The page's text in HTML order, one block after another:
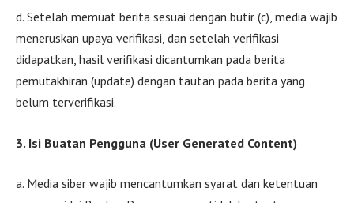
d. Setelah memuat berita sesuai dengan butir (c), media wajib
meneruskan upaya verifikasi, dan setelah verifikasi
didapatkan, hasil verifikasi dicantumkan pada berita
pemutakhiran (update) dengan tautan pada berita yang
belum terverifikasi.
3. Isi Buatan Pengguna (User Generated Content)
a. Media siber wajib mencantumkan syarat dan ketentuan